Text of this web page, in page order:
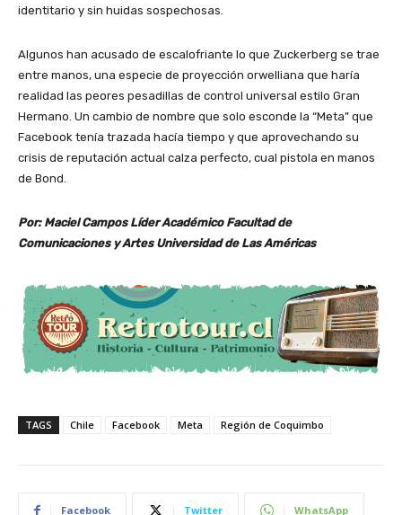
identitario y sin huidas sospechosas.
Algunos han acusado de escalofriante lo que Zuckerberg se trae
entre manos, una especie de proyección orwelliana que haría
realidad las peores pesadillas de control universal estilo Gran
Hermano. Un cambio de nombre que solo esconde la “Meta” que
Facebook tenía trazada hacía tiempo y que aprovechando su
crisis de reputación actual calza perfecto, cual pistola en manos
de Bond.
Por: Maciel Campos Líder Académico Facultad de
Comunicaciones y Artes Universidad de Las Américas
TAGS Chile Facebook Meta Región de Coquimbo
Facebook Twitter WhatsApp